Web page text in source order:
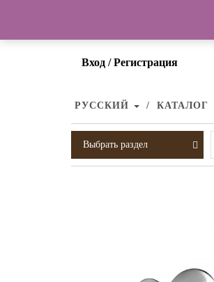
Вход / Регистрация
РУССКИЙ КАТАЛОГ
Выбрать раздел